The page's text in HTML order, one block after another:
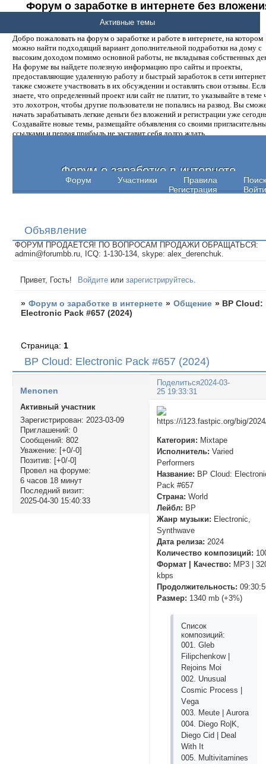
Форум о заработке в интернете без
денег.
Добро пожаловать на форум о заработке и работе в интернете, на котором
можно найти подходящий вариант дополнительной подработки на дому с
высоким доходом помимо основной работы, не вкладывая собственных
На форуме вы найдете полезную информацию про сайты и проекты,
предоставляющие удаленную работу и быстрый заработок в сети
также сможете участвовать в их обсуждении и оставлять свои отзывы.
знаете, что определенный проект или сайт не платит, то указывайте в теме
это лохотрон, чтобы другие пользователи не попались на развод. Вы
начать зарабатывать легкие деньги без вложений и регистрации уже
Создавайте новые темы, размещайте объявления со своими
ссылками и первая прибыль не заставит себя долго ждать.
Форум о заработке в интернете
Форум Участники Правила
Поиск
Регистрация
Войти
Активные темы
Объявление
ФОРУМ ПРОДАЕТСЯ! ПО ВОПРОСАМ ПРОДАЖИ ОБРАЩАТЬСЯ:
admin@forumbb.ru, ICQ: 1-130-134, skype: alex_derenchuk.
Привет, Гость! Войдите илизарегистрируйтесь
» Форум о заработке в интернете » Общение » BP Cloud:
Electronic Pack #657 (2024)
BP Cloud: Electronic Pack #657 (2024)
Страница: 1
Поделиться2024-03-
25 19:33:31
Menonen
Активный участник
Зарегистрирован: 2023-03-09
Приглашений: 0
Сообщений: 802
Уважение: [+0/-0]
Позитив: [+0/-0]
Провел на форуме:
6 часов 18 минут
Последний визит:
2025-04-30 15:40:33
Категория: Mixtape
Исполнитель: Varied
Performers
Название: BP Cloud:
Pack #657
Страна: World
Лейбл: BP
Жанр музыки: Electronic,
Synthwave
Дата релиза: 2024
Количество композиций:
Формат | Качество: MP3 |
kbps
Продолжительность:
Размер: 1340 mb (+3%)
Список
композиций:
001. Glеb
Filiрсhеnkоw |
Rеjоins Mоi
002. Unusuаl
Соsmiс Рrосеss |
Vеgа
003. Mеutе | Аurоrа
004. Diеgо Rо|K,
Diеgо Сid | Dеаl
With It
005. Multivitаminеs